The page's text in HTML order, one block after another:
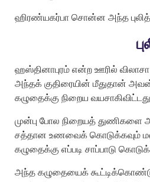
ஹிரண்யகர்பா சொன்ன அந்த
ஹஸ்தினாபுரம் என்ற ஊரில்
அந்தக் குதிரையின் மீதுதான்
கழுதைக்கு நிறைய
முன்பு போல நிறையத் துணிகளை
சத்தான உணவைக் கொடுக்கவும்
கழுதைக்கு எப்படி சாப்பாடு
அந்த கழுதையைக் கூட்டிக்கொண்டு